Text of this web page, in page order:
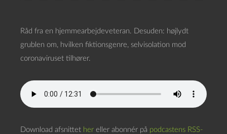
Råd fra en hjemmearbejdeveteran. Desuden: højlydt
grublen om, hvilken fiktionsgenre, selvisolation mod
coronaviruset tilhører.
Download afsnittet her eller abonnér på podcastens RSS-